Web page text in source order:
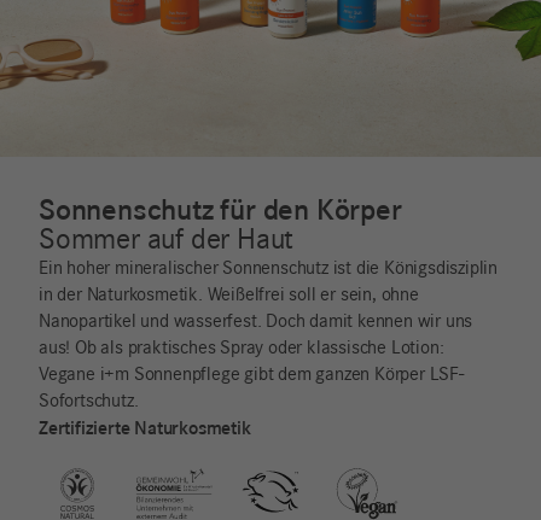
Sonnenschutz für den Körper
Sommer auf der Haut
Ein hoher mineralischer Sonnenschutz ist die Königsdisziplin
in der Naturkosmetik. Weißelfrei soll er sein, ohne
Nanopartikel und wasserfest. Doch damit kennen wir uns
aus! Ob als praktisches Spray oder klassische Lotion:
Vegane i+m Sonnenpflege gibt dem ganzen Körper LSF-
Sofortschutz.
Zertifizierte Naturkosmetik